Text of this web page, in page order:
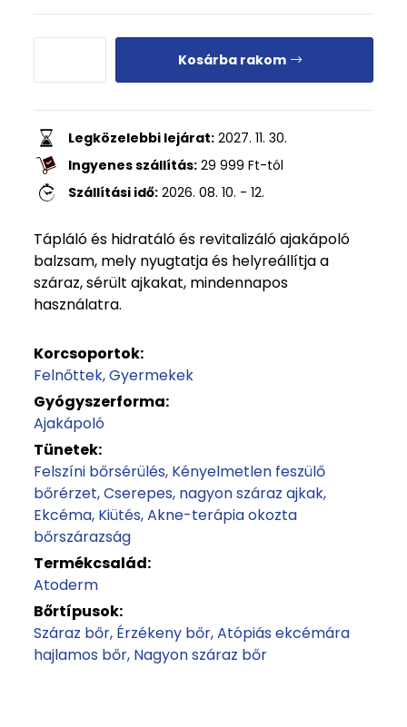
Kosárba rakom
Legközelebbi lejárat: 2027. 11. 30.
Ingyenes szállítás: 29 999 Ft-tól
Szállítási idő: 2026. 08. 10. - 12.
Tápláló és hidratáló és revitalizáló ajakápoló
balzsam, mely nyugtatja és helyreállítja a
száraz, sérült ajkakat, mindennapos
használatra.
Korcsoportok:
Felnőttek Gyermekek
Gyógyszerforma:
Ajakápoló
Tünetek:
Felszíni bőrsérülés Kényelmetlen feszülő
bőrérzet Cserepes, nagyon száraz ajkak
Ekcéma Kiütés Akne-terápia okozta
bőrszárazság
Termékcsalád:
Atoderm
Bőrtípusok:
Száraz bőr Érzékeny bőr Atópiás ekcémára
hajlamos bőr Nagyon száraz bőr